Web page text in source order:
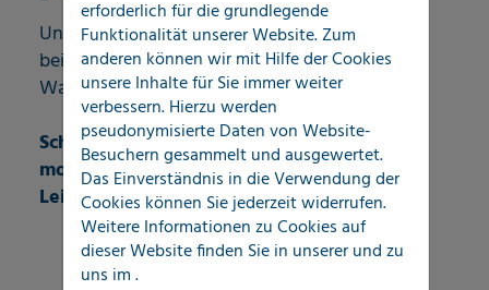
Unser SchadenERSTservice – Ihre erste Adresse
bei Leckageortung, Rohrbruchanalyse und
Wasserschadendiagnose.
Schnell, zuverlässig, unabhängig – mit
modernster Leckortungstechnik und
Leidenschaft für Qualität.
erforderlich für die grundlegende
Funktionalität unserer Website. Zum
anderen können wir mit Hilfe der Cookies
unsere Inhalte für Sie immer weiter
verbessern. Hierzu werden
pseudonymisierte Daten von Website-
Besuchern gesammelt und ausgewertet.
Das Einverständnis in die Verwendung der
Cookies können Sie jederzeit widerrufen.
Weitere Informationen zu Cookies auf
dieser Website finden Sie in unsererund zu
uns im.